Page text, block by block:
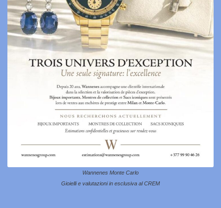
Wannenes Monte Carlo
Gioielli e valutazioni in esclusiva al CREM